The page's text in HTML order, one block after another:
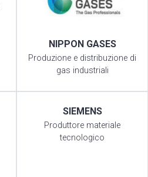
NIPPON GASES
Produzione e distribuzione di
gas industriali
SIEMENS
Produttore materiale
tecnologico